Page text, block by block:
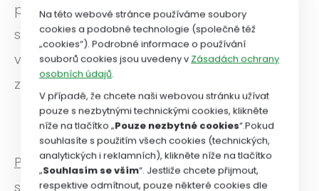
peníze fakultním nemocnicím nebo
specializovaným centrům. Je třeba, aby
všichni společně prosazovali, aby do
zdravotnictví přišlo víc peněz.
***
Prezident Asociace poskytovatelů sociálních
služeb ČR a prezident Unie
Na této webové stránce používáme soubory
cookies a podobné technologie (společně též
„cookies“). Podrobné informace o používání
souborů cookies jsou uvedeny v Zásadách ochrany
osobních údajů.
V případě, že chcete naši webovou stránku užívat
pouze s nezbytnými technickými cookies, klikněte
níže na tlačítko „Pouze nezbytné cookies“.Pokud
souhlasíte s použitím všech cookies (technických,
analytických i reklamních), klikněte níže na tlačítko
„Souhlasím se vším“. Jestliže chcete přijmout,
respektive odmítnout, pouze některé cookies dle